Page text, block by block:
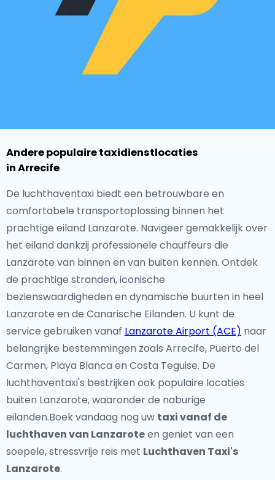
Andere populaire taxidienstlocaties
in Arrecife
De luchthaventaxi biedt een betrouwbare en
comfortabele transportoplossing binnen het
prachtige eiland Lanzarote. Navigeer gemakkelijk over
het eiland dankzij professionele chauffeurs die
Lanzarote van binnen en van buiten kennen. Ontdek
de prachtige stranden, iconische
bezienswaardigheden en dynamische buurten in heel
Lanzarote en de Canarische Eilanden. U kunt de
service gebruiken vanaf Lanzarote Airport (ACE) naar
belangrijke bestemmingen zoals Arrecife, Puerto del
Carmen, Playa Blanca en Costa Teguise. De
luchthaventaxi's bestrijken ook populaire locaties
buiten Lanzarote, waaronder de naburige
eilanden.Boek vandaag nog uw taxi vanaf de
luchthaven van Lanzaroteen geniet van een
soepele, stressvrije reis met Luchthaven Taxi's
Lanzarote.